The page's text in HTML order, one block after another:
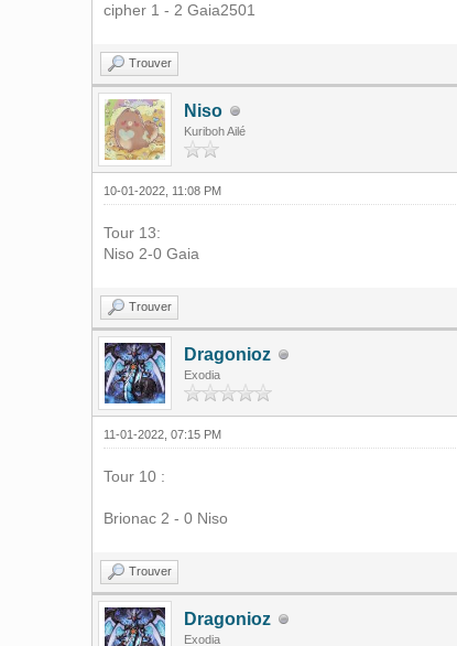
cipher 1 - 2 Gaia2501
Trouver
Niso
Kuriboh Ailé
10-01-2022, 11:08 PM
Tour 13:
Niso 2-0 Gaia
Trouver
Dragonioz
Exodia
11-01-2022, 07:15 PM
Tour 10 :
Brionac 2 - 0 Niso
Trouver
Dragonioz
Exodia